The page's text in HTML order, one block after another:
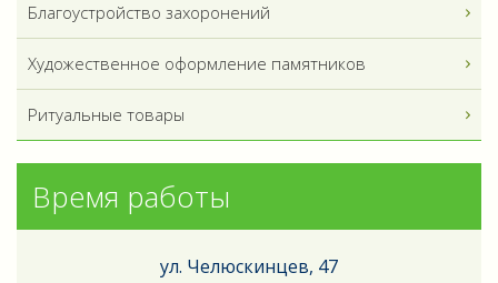
Благоустройство захоронений
Художественное оформление памятников
Ритуальные товары
Время работы
ул. Челюскинцев, 47